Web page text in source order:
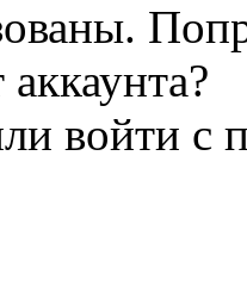
войти с